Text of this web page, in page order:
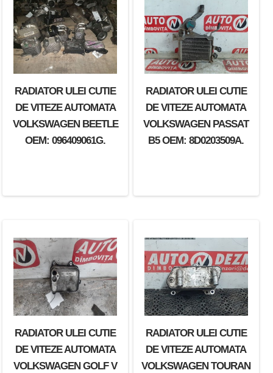
RADIATOR ULEI CUTIE
DE VITEZE AUTOMATA
VOLKSWAGEN BEETLE
OEM: 096409061G.
RADIATOR ULEI CUTIE
DE VITEZE AUTOMATA
VOLKSWAGEN PASSAT
B5 OEM: 8D0203509A.
RADIATOR ULEI CUTIE
DE VITEZE AUTOMATA
VOLKSWAGEN GOLF V
RADIATOR ULEI CUTIE
DE VITEZE AUTOMATA
VOLKSWAGEN TOURAN